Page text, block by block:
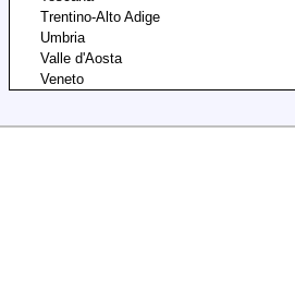
Trentino-Alto Adige
Umbria
Valle d'Aosta
Veneto